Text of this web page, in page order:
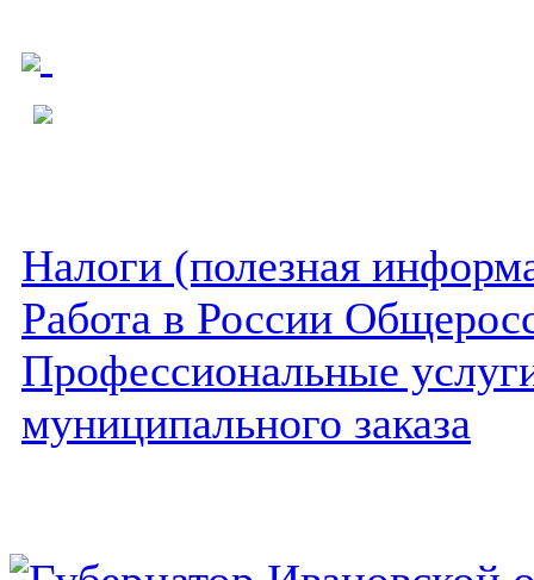
Налоги (полезная
Работа в России
Профессиональные
муниципального заказа